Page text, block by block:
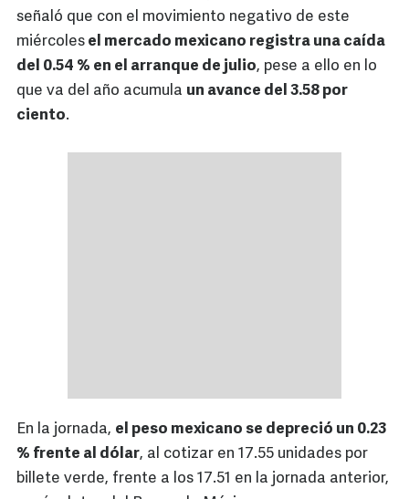
señaló que con el movimiento negativo de este
miércoles el mercado mexicano registra una caída
del 0.54 % en el arranque de julio, pese a ello en lo
que va del año acumula un avance del 3.58 por
ciento.
En la jornada, el peso mexicano se depreció un 0.23
% frente al dólar, al cotizar en 17.55 unidades por
billete verde, frente a los 17.51 en la jornada anterior,